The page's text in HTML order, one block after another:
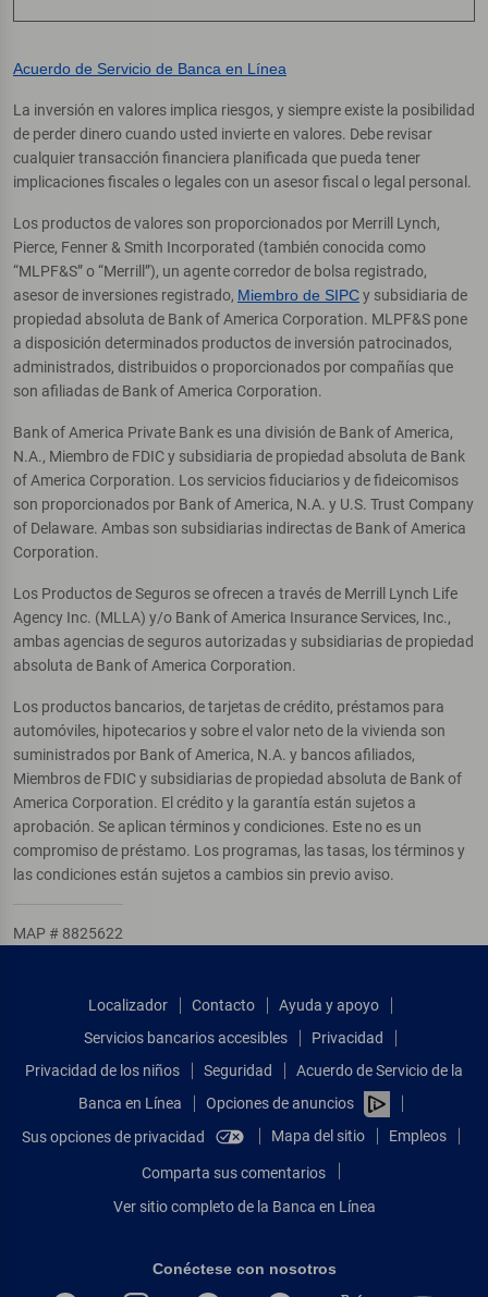
Acuerdo de Servicio de Banca en Línea
La inversión en valores implica riesgos, y siempre existe la posibilidad
de perder dinero cuando usted invierte en valores. Debe revisar
cualquier transacción financiera planificada que pueda tener
implicaciones fiscales o legales con un asesor fiscal o legal personal.
Los productos de valores son proporcionados por Merrill Lynch,
Pierce, Fenner & Smith Incorporated (también conocida como
“MLPF&S” o “Merrill”), un agente corredor de bolsa registrado,
asesor de inversiones registrado, Miembro de SIPCy subsidiaria de
propiedad absoluta de Bank of America Corporation. MLPF&S pone
a disposición determinados productos de inversión patrocinados,
administrados, distribuidos o proporcionados por compañías que
son afiliadas de Bank of America Corporation.
Bank of America Private Bank es una división de Bank of America,
N.A., Miembro de FDIC y subsidiaria de propiedad absoluta de Bank
of America Corporation. Los servicios fiduciarios y de fideicomisos
son proporcionados por Bank of America, N.A. y U.S. Trust Company
of Delaware. Ambas son subsidiarias indirectas de Bank of America
Corporation.
Los Productos de Seguros se ofrecen a través de Merrill Lynch Life
Agency Inc. (MLLA) y/o Bank of America Insurance Services, Inc.,
ambas agencias de seguros autorizadas y subsidiarias de propiedad
absoluta de Bank of America Corporation.
Los productos bancarios, de tarjetas de crédito, préstamos para
automóviles, hipotecarios y sobre el valor neto de la vivienda son
suministrados por Bank of America, N.A. y bancos afiliados,
Miembros de FDIC y subsidiarias de propiedad absoluta de Bank of
America Corporation. El crédito y la garantía están sujetos a
aprobación. Se aplican términos y condiciones. Este no es un
compromiso de préstamo. Los programas, las tasas, los términos y
las condiciones están sujetos a cambios sin previo aviso.
MAP # 8825622
Localizador Contacto
Ayuda y apoyo
Servicios bancarios accesibles
Privacidad
Privacidad de los niños
Seguridad
Acuerdo de Servicio de la
Banca en Línea
Opciones de anuncios
Sus opciones de privacidad
Mapa del sitio Empleos
Comparta sus comentarios
Ver sitio completo de la Banca en Línea
Conéctese con nosotros